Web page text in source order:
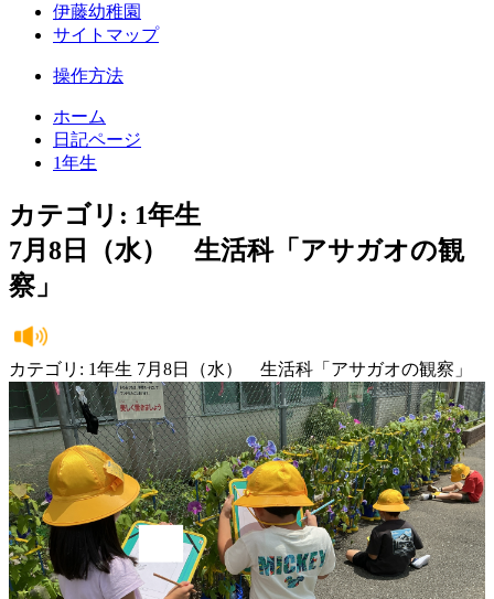
伊藤幼稚園
サイトマップ
操作方法
ホーム
日記ページ
1年生
カテゴリ: 1年生
7月8日（水） 生活科「アサガオの観
察」
カテゴリ: 1年生 7月8日（水） 生活科「アサガオの観察」